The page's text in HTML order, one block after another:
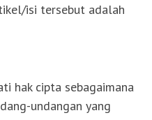
isi tersebut adalah
hak cipta sebagaimana
undangan yang